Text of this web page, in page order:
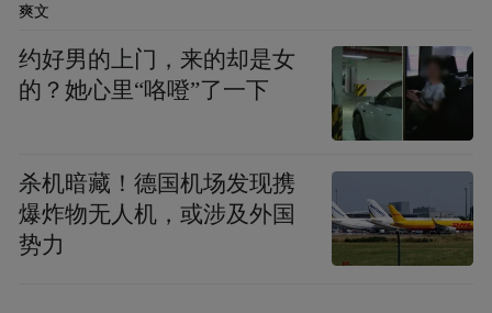
爽文
约好男的上门，来的却是女
的？她心里“咯噔”了一下
杀机暗藏！德国机场发现携
爆炸物无人机，或涉及外国
势力